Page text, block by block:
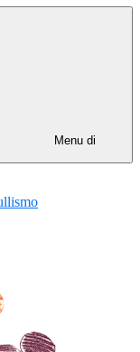
Menu di